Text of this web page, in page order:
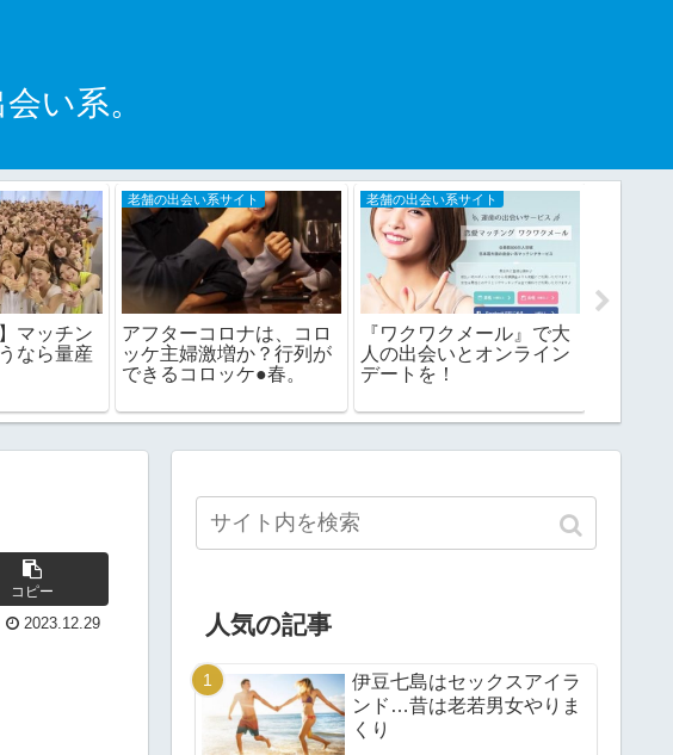
い系。
マッチン
なら量産
老舗の出会い系サイト
アフターコロナは、コロ
ッケ主婦激増か？行列が
できるコロッケ●春。
老舗の出会い系サイト
『ワクワクメール』で大
人の出会いとオンライン
デートを！
コピー
2023.12.29
人気の記事
伊豆七島はセックスアイラ
ンド…昔は老若男女やりま
くり